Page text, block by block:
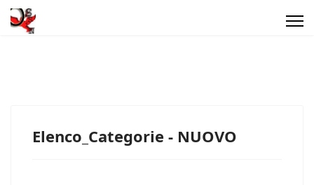
Elenco_Categorie - NUOVO